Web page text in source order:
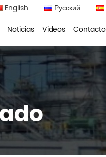
English Русский
Noticias Videos Contacto